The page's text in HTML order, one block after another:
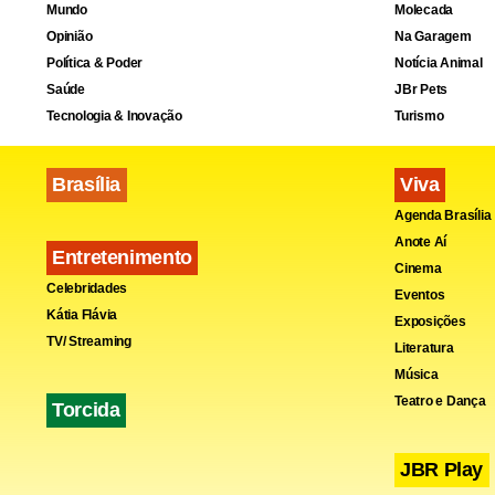
O BC
reservas
positivo em
Mundo
Opinião
Política & Poder
Saúde
Tecnologia & Inovação
Brasília
Entretenimento
Celebridades
Kátia Flávia
TV/ Streaming
Torcida
Molecada
Na Garagem
Notícia Animal
JBr Pets
Turismo
Viva
Agenda Brasília
Anote Aí
Cinema
Eventos
Exposições
Literatura
Música
Teatro e Dança
JBR Play